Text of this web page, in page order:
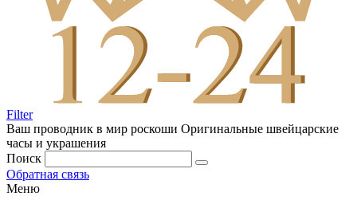
Filter
Ваш проводник в мир роскоши Оригинальные швейцарские
часы и украшения
Поиск
Обратная связь
Меню